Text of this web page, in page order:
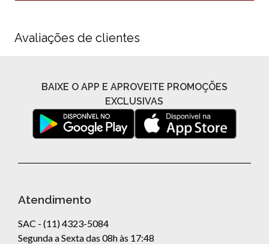
Avaliações de clientes
BAIXE O APP E APROVEITE PROMOÇÕES
EXCLUSIVAS
Atendimento
SAC - (11) 4323-5084
Segunda a Sexta das 08h às 17:48